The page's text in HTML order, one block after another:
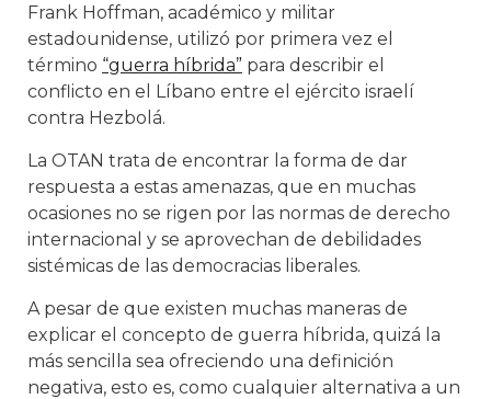
Frank Hoffman, académico y militar
estadounidense, utilizó por primera vez el
término “guerra híbrida” para describir el
conflicto en el Líbano entre el ejército israelí
contra Hezbolá.
La OTAN trata de encontrar la forma de dar
respuesta a estas amenazas, que en muchas
ocasiones no se rigen por las normas de derecho
internacional y se aprovechan de debilidades
sistémicas de las democracias liberales.
A pesar de que existen muchas maneras de
explicar el concepto de guerra híbrida, quizá la
más sencilla sea ofreciendo una definición
negativa, esto es, como cualquier alternativa a un